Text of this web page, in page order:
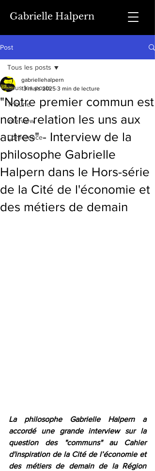
Gabrielle Halpern
Post
Tous les posts
Tribune
Interview
Conférence
Tous les posts
"Notre premier commun est
notre relation les uns aux
autres" - Interview de la
philosophe Gabrielle
Halpern dans le Hors-série
de la Cité de l'économie et
des métiers de demain
gabriellehalpern
13 mars 2025 3 min de lecture
La philosophe Gabrielle Halpern a
accordé une grande interview sur la
question des "communs" au Cahier
d'inspiration de la Cité de l’économie et
des métiers de demain de la Région